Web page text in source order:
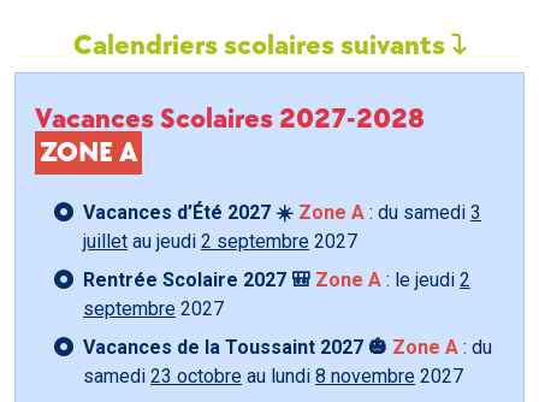
Calendriers scolaires suivants
Vacances Scolaires 2027-2028
ZONE A
Vacances d’Été 2027 ☀️ Zone A : du samedi 3
juillet au jeudi 2 septembre 2027
Rentrée Scolaire 2027 🎒 Zone A : le jeudi 2
septembre 2027
Vacances de la Toussaint 2027 🎃 Zone A : du
samedi 23 octobre au lundi 8 novembre 2027